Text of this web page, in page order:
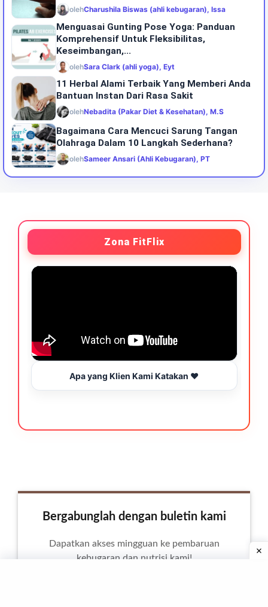
olehCharushila Biswas (ahli kebugaran), Issa
Menguasai Gunting Pose Yoga: Panduan
Komprehensif Untuk Fleksibilitas,
Keseimbangan,...
olehSara Clark (ahli yoga), Eyt
11 Herbal Alami Terbaik Yang Memberi Anda
Bantuan Instan Dari Rasa Sakit
olehNebadita (Pakar Diet & Kesehatan), M.S
Bagaimana Cara Mencuci Sarung Tangan
Olahraga Dalam 10 Langkah Sederhana?
olehSameer Ansari (Ahli Kebugaran), PT
Zona FitFlix
Apa yang Klien Kami Katakan ❤️
Bergabunglah dengan buletin kami
Dapatkan akses mingguan ke pembaruan
kebugaran dan nutrisi kami!